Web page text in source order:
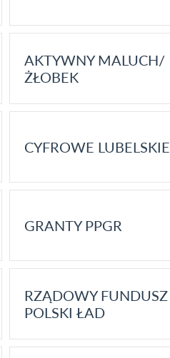
AKTYWNY MALUCH/
ŻŁOBEK
CYFROWE LUBELSKIE
GRANTY PPGR
RZĄDOWY FUNDUSZ
POLSKI ŁAD